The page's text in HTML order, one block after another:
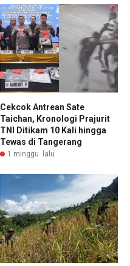
Cekcok Antrean Sate
Taichan, Kronologi Prajurit
TNI Ditikam 10 Kali hingga
Tewas di Tangerang
1 minggu lalu